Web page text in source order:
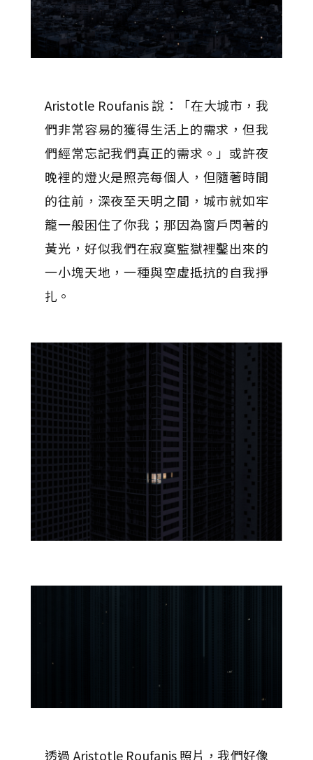
Aristotle Roufanis 說：「在大城市，我
們非常容易的獲得生活上的需求，但我
們經常忘記我們真正的需求。」或許夜
晚裡的燈火是照亮每個人，但隨著時間
的往前，深夜至天明之間，城市就如牢
籠一般困住了你我；那因為窗戶閃著的
黃光，好似我們在寂寞監獄裡鑿出來的
一小塊天地，一種與空虛抵抗的自我掙
扎。
透過 Aristotle Roufanis 照片，我們好像